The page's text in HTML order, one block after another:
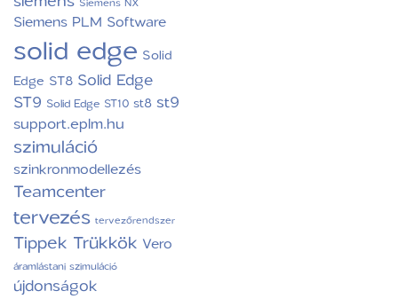
Siemens PLM Software
solid edge Solid
Edge ST8 Solid Edge
ST9 Solid Edge ST10 st8 st9
support.eplm.hu
szimuláció
szinkronmodellezés
Teamcenter
tervezés tervezőrendszer
Tippek Trükkök Vero
áramlástani szimuláció
újdonságok